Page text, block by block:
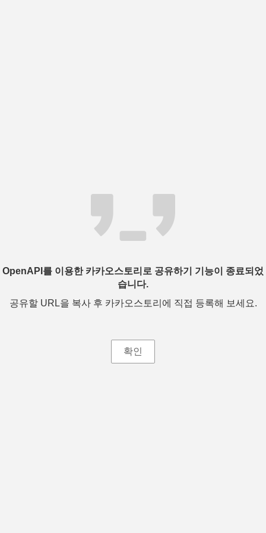
OpenAPI를 이용한 카카오스토리로 공유하기 기능이 종료되었
습니다.
공유할 URL을 복사 후 카카오스토리에 직접 등록해 보세요.
확인